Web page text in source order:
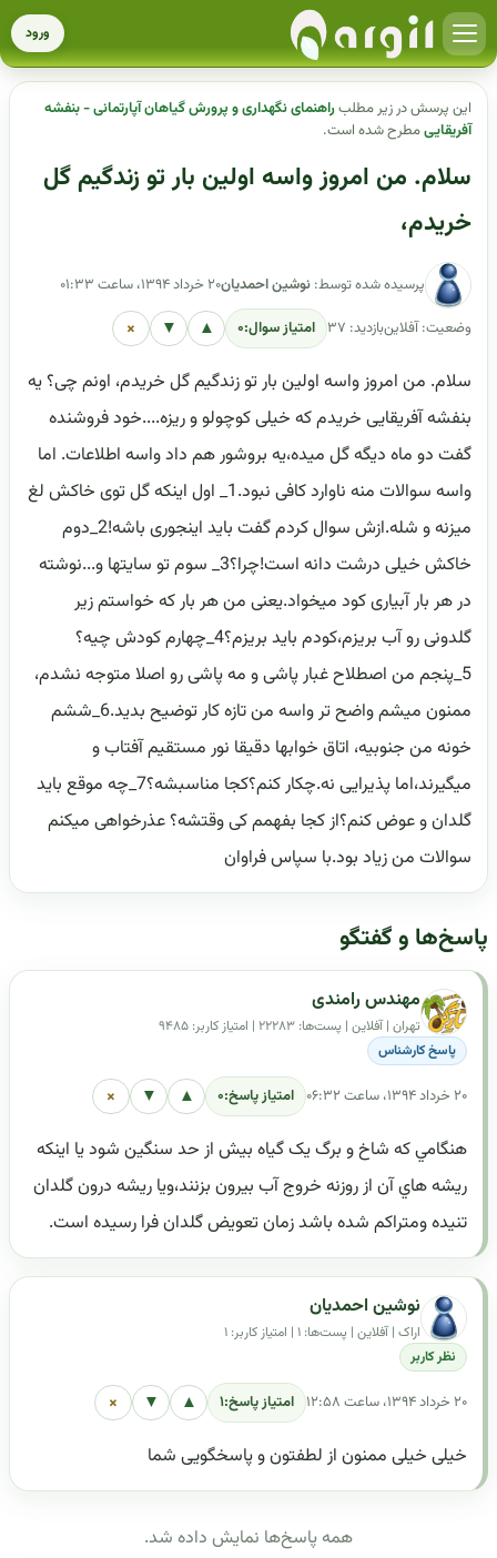
ورود
این پرسش در زیر مطلبراهنمای نگهداری و پرورش گیاهان آپارتمانی - بنفشه
آفریقاییمطرح شده است.
سلام. من امروز واسه اولین بار تو زندگیم گل
خریدم،
پرسیده شده توسط: نوشین احمدیان۲۰ خرداد ۱۳۹۴، ساعت ۰۱:۳۳
وضعیت: آفلاینبازدید: ۳۷ امتیاز سوال:۰ ▲
▼
×
سلام. من امروز واسه اولین بار تو زندگیم گل خریدم، اونم چی؟ یه
بنفشه آفریقایی خریدم که خیلی کوچولو و ریزه....خود فروشنده
گفت دو ماه دیگه گل میده،یه بروشور هم داد واسه اطلاعات. اما
واسه سوالات منه ناوارد کافی نبود.1_ اول اینکه گل توی خاکش لغ
میزنه و شله.ازش سوال کردم گفت باید اینجوری باشه!2_دوم
خاکش خیلی درشت دانه است!چرا؟3_ سوم تو سایتها و...نوشته
در هر بار آبیاری کود میخواد.یعنی من هر بار که خواستم زیر
گلدونی رو آب بریزم،کودم باید بریزم؟4_چهارم کودش چیه؟
5_پنجم من اصطلاح غبار پاشی و مه پاشی رو اصلا متوجه نشدم،
ممنون میشم واضح تر واسه من تازه کار توضیح بدید.6_ششم
خونه من جنوبیه، اتاق خوابها دقیقا نور مستقیم آفتاب و
میگیرند،اما پذیرایی نه.چکار کنم؟کجا مناسبشه؟7_چه موقع باید
گلدان و عوض کنم؟از کجا بفهمم کی وقتشه؟ عذرخواهی میکنم
سوالات من زیاد بود.با سپاس فراوان
پاسخ‌ها و گفتگو
مهندس رامندی
تهران | آفلاین | پست‌ها: ۲۲۲۸۳ | امتیاز کاربر: ۹۴۸۵
پاسخ کارشناس
۲۰ خرداد ۱۳۹۴، ساعت ۰۶:۳۲ امتیاز پاسخ:۰ ▲
▼
×
هنگامي که شاخ و برگ يک گياه بيش از حد سنگين شود يا اينکه
ريشه هاي آن از روزنه خروج آب بيرون بزنند،ویا ریشه درون گلدان
تنیده ومتراکم شده باشد زمان تعويض گلدان فرا رسيده است.
نوشین احمدیان
اراک | آفلاین | پست‌ها: ۱ | امتیاز کاربر: ۱
نظر کاربر
۲۰ خرداد ۱۳۹۴، ساعت ۱۲:۵۸ امتیاز پاسخ:۱ ▲
▼
×
خیلی خیلی ممنون از لطفتون و پاسخگویی شما
همه پاسخ‌ها نمایش داده شد.